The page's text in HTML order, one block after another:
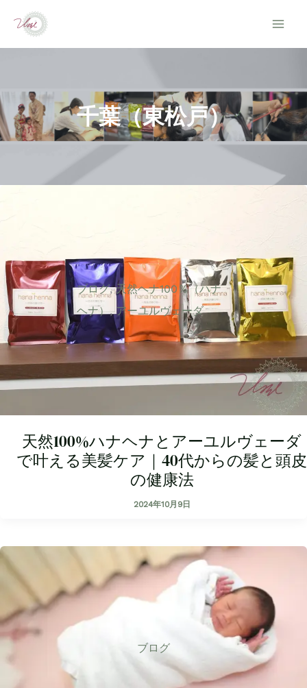
キ
ッ
プ
千葉（東松戸）
ブログ,天然ヘナ100％（ハナ
ヘナ）,アーユルヴェーダ
天然100%ハナヘナとアーユルヴェーダ
で叶える美髪ケア｜40代からの髪と頭皮
の健康法
2024年10月9日
ブログ